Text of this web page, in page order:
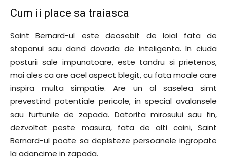
Cum ii place sa traiasca
Saint Bernard-ul este deosebit de loial fata de
stapanul sau dand dovada de inteligenta. In ciuda
posturii sale impunatoare, este tandru si prietenos,
mai ales ca are acel aspect blegit, cu fata moale care
inspira multa simpatie. Are un al saselea simt
prevestind potentiale pericole, in special avalansele
sau furtunile de zapada. Datorita mirosului sau fin,
dezvoltat peste masura, fata de alti caini, Saint
Bernard-ul poate sa depisteze persoanele ingropate
la adancime in zapada.